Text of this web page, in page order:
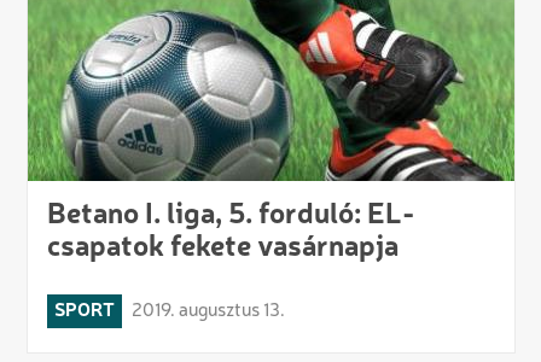
Betano I. liga, 5. forduló: EL-
csapatok fekete vasárnapja
SPORT 2019. augusztus 13.